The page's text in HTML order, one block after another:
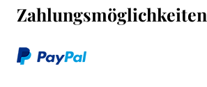
Zahlungsmöglichkeiten